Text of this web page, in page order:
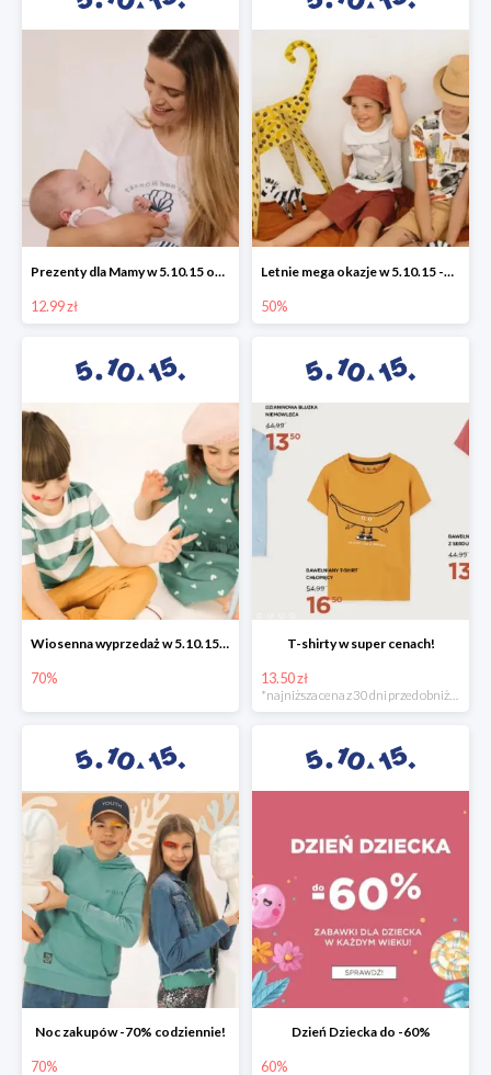
Prezenty dla Mamy w 5.10.15 od 12,99 zł
12.99 zł
Letnie mega okazje w 5.10.15 -50%
50%
Wiosenna wyprzedaż w 5.10.15 -70%
70%
T-shirty w super cenach!
13.50 zł
*najniższa cena z 30 dni przed obniżką
Noc zakupów -70% codziennie!
70%
Dzień Dziecka do -60%
60%